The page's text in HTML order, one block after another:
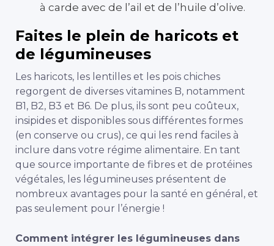
à carde avec de l’ail et de l’huile d’olive.
Faites le plein de haricots et
de légumineuses
Les haricots, les lentilles et les pois chiches
regorgent de diverses vitamines B, notamment
B1, B2, B3 et B6. De plus, ils sont peu coûteux,
insipides et disponibles sous différentes formes
(en conserve ou crus), ce qui les rend faciles à
inclure dans votre régime alimentaire. En tant
que source importante de fibres et de protéines
végétales, les légumineuses présentent de
nombreux avantages pour la santé en général, et
pas seulement pour l’énergie !
Comment intégrer les légumineuses dans